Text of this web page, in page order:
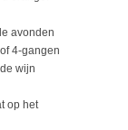
avonden
4-gangen
wijn
op het